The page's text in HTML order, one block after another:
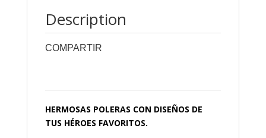
Description
COMPARTIR
HERMOSAS POLERAS CON DISEÑOS DE
TUS HÉROES FAVORITOS.